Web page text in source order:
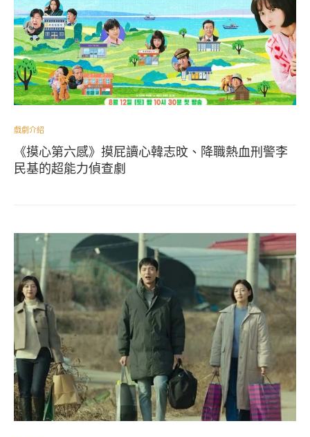
戲劇介紹
《摸心第六感》摸屁讀心韓志旼、降職熱血刑警李
民基的超能力偵查劇